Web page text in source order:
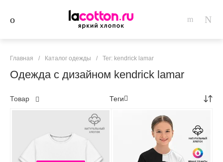
Главная / Каталог одежды / Тег: kendrick lamar
Одежда с дизайном kendrick lamar
Товар Теги